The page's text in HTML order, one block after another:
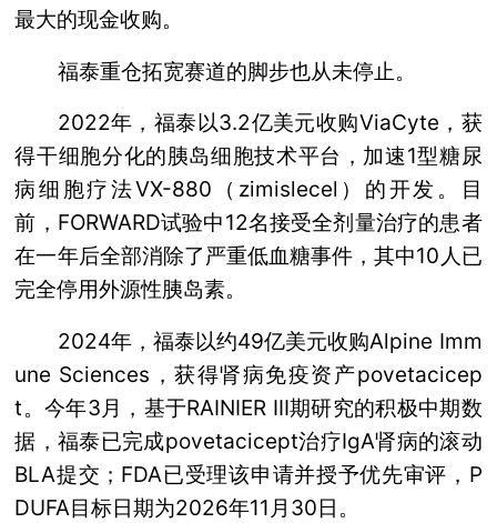
最大的现金收购。
福泰重仓拓宽赛道的脚步也从未停止。
2022年，福泰以3.2亿美元收购ViaCyte，获
得干细胞分化的胰岛细胞技术平台，加速1型糖尿
病细胞疗法VX-880（zimislecel）的开发。目
前，FORWARD试验中12名接受全剂量治疗的患者
在一年后全部消除了严重低血糖事件，其中10人已
完全停用外源性胰岛素。
2024年，福泰以约49亿美元收购Alpine Imm
une Sciences，获得肾病免疫资产povetacicep
t。今年3月，基于RAINIER III期研究的积极中期数
据，福泰已完成povetacicept治疗IgA肾病的滚动
BLA提交；FDA已受理该申请并授予优先审评，P
DUFA目标日期为2026年11月30日。